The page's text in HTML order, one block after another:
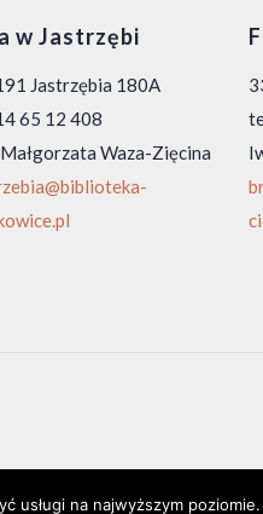
w Jastrzębi
Jastrzębia 180A
65 12 408
Waza-Zięcina
usługi na najwyższym